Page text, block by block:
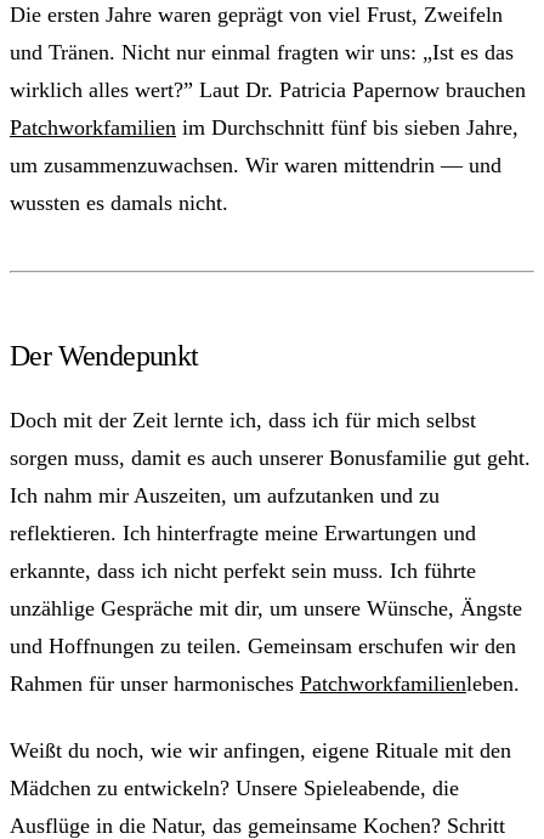
Die ersten Jahre waren geprägt von viel Frust, Zweifeln
und Tränen. Nicht nur einmal fragten wir uns: „Ist es das
wirklich alles wert?” Laut Dr. Patricia Papernow brauchen
Patchworkfamilien im Durchschnitt fünf bis sieben Jahre,
um zusammenzuwachsen. Wir waren mittendrin — und
wussten es damals nicht.
Der Wendepunkt
Doch mit der Zeit lernte ich, dass ich für mich selbst
sorgen muss, damit es auch unserer Bonusfamilie gut geht.
Ich nahm mir Auszeiten, um aufzutanken und zu
reflektieren. Ich hinterfragte meine Erwartungen und
erkannte, dass ich nicht perfekt sein muss. Ich führte
unzählige Gespräche mit dir, um unsere Wünsche, Ängste
und Hoffnungen zu teilen. Gemeinsam erschufen wir den
Rahmen für unser harmonisches Patchworkfamilienleben.
Weißt du noch, wie wir anfingen, eigene Rituale mit den
Mädchen zu entwickeln? Unsere Spieleabende, die
Ausflüge in die Natur, das gemeinsame Kochen? Schritt